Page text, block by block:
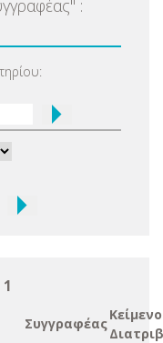
" :
Συγγραφέας
Κείμενο